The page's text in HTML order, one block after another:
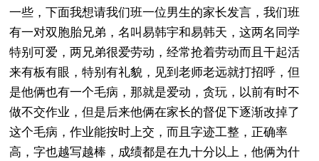
一些，下面我想请我们班一位男生的家长发言，我们班
有一对双胞胎兄弟，名叫易韩宇和易韩天，这两名同学
特别可爱，两兄弟很爱劳动，经常抢着劳动而且干起活
来有板有眼，特别有礼貌，见到老师老远就打招呼，但
是他俩也有一个毛病，那就是爱动，贪玩，以前有时不
做不交作业，但是后来他俩在家长的督促下逐渐改掉了
这个毛病，作业能按时上交，而且字迹工整，正确率
高，字也越写越棒，成绩都是在九十分以上，他俩为什